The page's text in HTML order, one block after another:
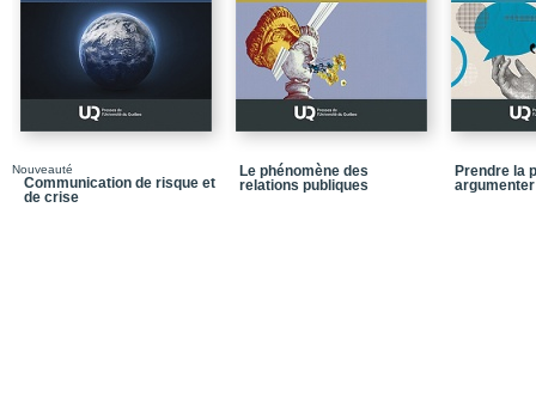
Bibliographie
Nouveauté
Communication de risque et
de crise
Le phénomène des
relations publiques
Prendre la
argumenter